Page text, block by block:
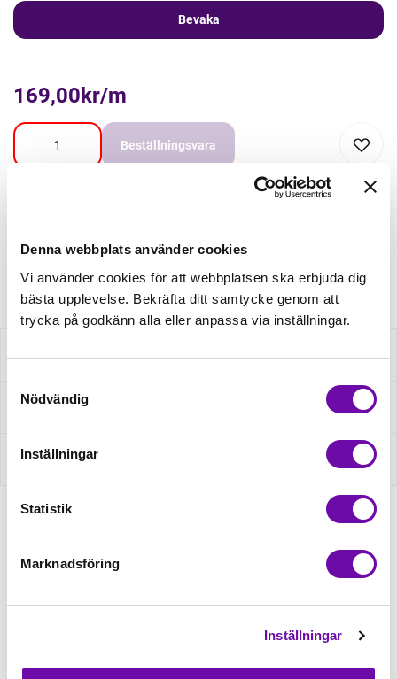
Denna webbplats använder cookies
Vi använder cookies för att webbplatsen ska erbjuda dig
bästa upplevelse. Bekräfta ditt samtycke genom att
trycka på godkänn alla eller anpassa via inställningar.
Nödvändig
Inställningar
Statistik
Marknadsföring
Inställningar
Bevaka
169,00kr/m
Beställningsvara
Beskrivning
Fråga om produkt
Recensioner